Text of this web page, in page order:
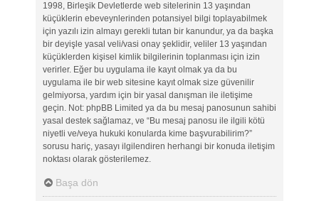
1998, Birleşik Devletlerde web sitelerinin 13 yaşından
küçüklerin ebeveynlerinden potansiyel bilgi toplayabilmek
için yazılı izin almayı gerekli tutan bir kanundur, ya da başka
bir deyişle yasal veli/vasi onay şeklidir, veliler 13 yaşından
küçüklerden kişisel kimlik bilgilerinin toplanması için izin
verirler. Eğer bu uygulama ile kayıt olmak ya da bu
uygulama ile bir web sitesine kayıt olmak size güvenilir
gelmiyorsa, yardım için bir yasal danışman ile iletişime
geçin. Not: phpBB Limited ya da bu mesaj panosunun sahibi
yasal destek sağlamaz, ve “Bu mesaj panosu ile ilgili kötü
niyetli ve/veya hukuki konularda kime başvurabilirim?”
sorusu hariç, yasayı ilgilendiren herhangi bir konuda iletişim
noktası olarak gösterilemez.
Başa dön